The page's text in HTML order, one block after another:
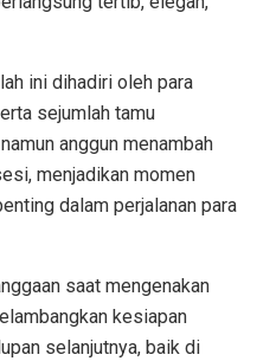
ini dihadiri oleh para
sejumlah tamu
anggun menambah
menjadikan momen
dalam perjalanan para
saat mengenakan
kesiapan
selanjutnya, baik di